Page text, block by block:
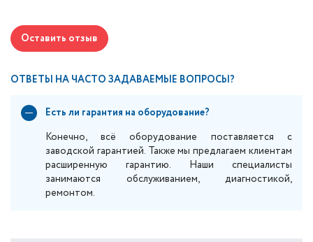
Оставить отзыв
ОТВЕТЫ НА ЧАСТО ЗАДАВАЕМЫЕ ВОПРОСЫ?
Есть ли гарантия на оборудование?
Конечно, всё оборудование поставляется с
заводской гарантией. Также мы предлагаем клиентам
расширенную гарантию. Наши специалисты
занимаются обслуживанием, диагностикой,
ремонтом.